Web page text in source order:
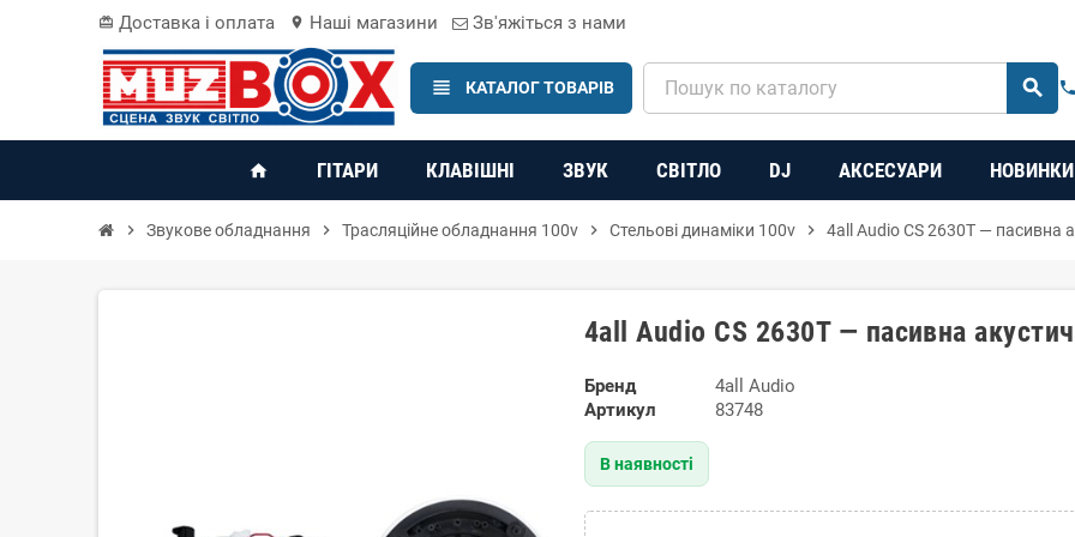
card_giftcard Доставка і оплата location_on Наші магазини Зв'яжіться з нами
view_headline КАТАЛОГ ТОВАРІВ search
home ГІТАРИ КЛАВІШНІ ЗВУК СВІТЛО DJ АКСЕСУАРИ НОВИНКИ
chevron_right Звукове обладнання chevron_right Трасляційне обладнання 100v chevron_right Стельові динаміки 100v chevron_right 4all Audio CS 2630T — пасивна
4all Audio CS 2630T — пасивна
Бренд
4all Audio
Артикул
83748
В наявності